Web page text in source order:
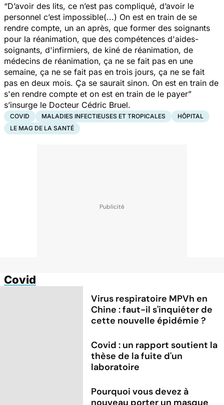
“D’avoir des lits, ce n’est pas compliqué, d’avoir le
personnel c’est impossible(...) On est en train de se
rendre compte, un an après, que former des soignants
pour la réanimation, que des compétences d'aides-
soignants, d'infirmiers, de kiné de réanimation, de
médecins de réanimation, ça ne se fait pas en une
semaine, ça ne se fait pas en trois jours, ça ne se fait
pas en deux mois. Ça se saurait sinon. On est en train de
s'en rendre compte et on est en train de le payer”
s’insurge le Docteur Cédric Bruel.
COVID MALADIES INFECTIEUSES ET TROPICALES
HÔPITAL
LE MAG DE LA SANTÉ
Covid
Virus respiratoire MPVh en
Chine : faut-il s'inquiéter de
cette nouvelle épidémie ?
Covid : un rapport soutient la
thèse de la fuite d'un
laboratoire
Pourquoi vous devez à
nouveau porter un masque